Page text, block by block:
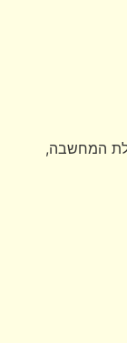
המחשבה,